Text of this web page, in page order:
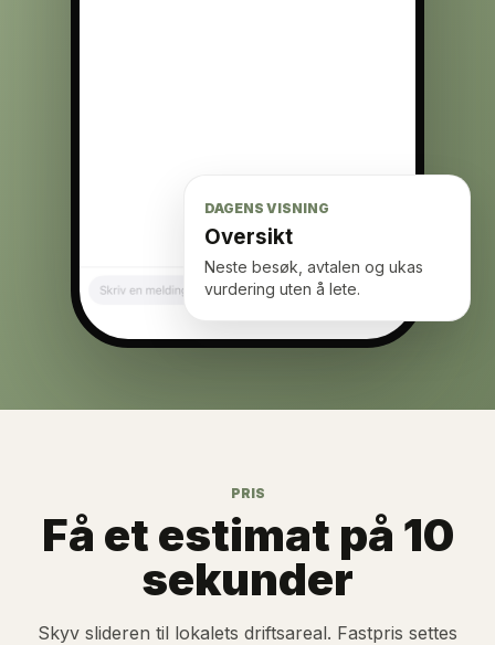
DAGENS VISNING
Oversikt
Neste besøk, avtalen og ukas
vurdering uten å lete.
PRIS
Få et estimat på 10
sekunder
Skyv slideren til lokalets driftsareal. Fastpris settes